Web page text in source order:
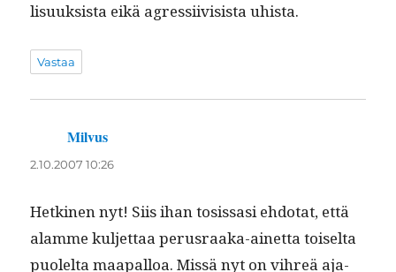
lisuuk­sista eikä agres­si­ivi­sista uhista.
Vastaa
Milvus
2.10.2007 10:26
Het­ki­nen nyt! Siis ihan tosis­sasi ehdo­tat, että
alamme kul­jet­taa perus­raa­ka-ainet­ta toiselta
puolelta maa­pal­loa. Mis­sä nyt on vihreä aja­